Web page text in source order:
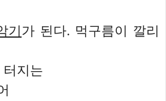
기가 된다. 먹구름이 깔리
지는